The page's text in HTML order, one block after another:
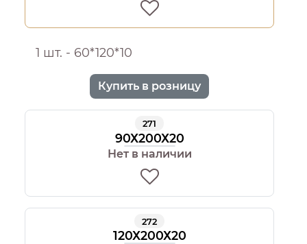
1 шт. - 60*120*10
Купить в розницу
271
90Х200Х20
Нет в наличии
272
120Х200Х20